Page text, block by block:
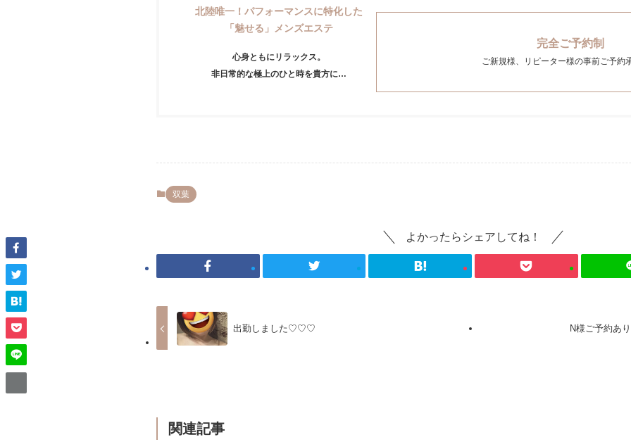
北陸唯一！パフォーマンスに特化した
「魅せる」メンズエステ
心身ともにリラックス。
非日常的な極上のひと時を貴方に…
完全ご予約制
ご新規様、リピーター様の事前ご予約
双葉
よかったらシェアしてね！
出勤しました♡♡♡ N様ご予約あ
関連記事